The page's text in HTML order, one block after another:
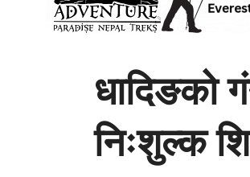
धादिङको
निःशुल्क